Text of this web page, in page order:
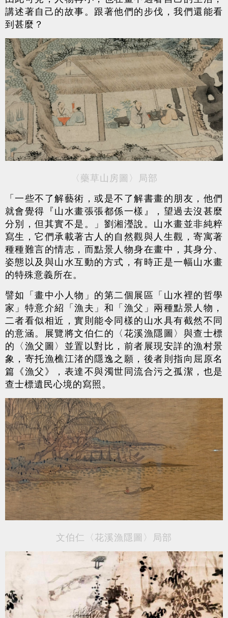
講述著自己的故事。跟著他們的步伐，我們還能看
到甚麼？
〈藥草山房圖〉局部
「一些不了解藝術，或是不了解書畫的朋友，他們
就會覺得『山水畫張張都係一樣』，望過去沒甚麼
分別，但其實不是。」劉湘瀅說。山水畫並非純粹
寫生，它們承載著古人的自然觀與人生觀，寄寓著
種種難言的情志，而點景人物身在畫中，其身分、
姿態以及與山水互動的方式，有時正是一幅山水畫
的特殊意義所在。
譬如「畫中小人物」的第二個展區「山水裡的哲學
家」特意介紹「漁夫」和「漁父」兩種點景人物，
二者看似相近，實則能令同樣的山水具有截然不同
的意涵。展覽將文伯仁的〈花溪漁隱圖〉與查士標
的〈漁父圖〉並置以對比，前者展現安詳的漁村景
象，寄托漁樵江渚的隱逸之願，後者則指向屈原名
篇《漁父》，表達不與濁世同流合污之孤潔，也是
查士標遺民心境的寫照。
文伯仁〈花溪漁隱圖〉局部